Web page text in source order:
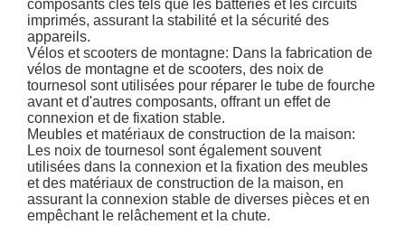
composants clés tels que les batteries et les circuits
imprimés, assurant la stabilité et la sécurité des
appareils.
Vélos et scooters de montagne: Dans la fabrication de
vélos de montagne et de scooters, des noix de
tournesol sont utilisées pour réparer le tube de fourche
avant et d'autres composants, offrant un effet de
connexion et de fixation stable.
Meubles et matériaux de construction de la maison:
Les noix de tournesol sont également souvent
utilisées dans la connexion et la fixation des meubles
et des matériaux de construction de la maison, en
assurant la connexion stable de diverses pièces et en
empêchant le relâchement et la chute.